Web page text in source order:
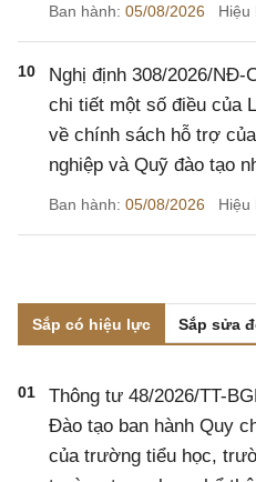
Ban hành: 05/08/2026 Hiệu
10
Nghị định 308/2026/NĐ-
chi tiết một số điều của
về chính sách hỗ trợ
nghiệp và Quỹ đào tạo
Ban hành: 05/08/2026 Hiệu
Sắp có hiệu lực Sắp sửa
01
Thông tư 48/2026/TT-
Đào tạo ban hành Quy
của trường tiểu học,